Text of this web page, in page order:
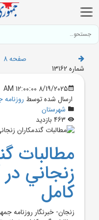
صفحه 8
شماره 13162
8/19/2025 12:00:00 AM
ارسال شده توسط
شهرستان
مطالبات
زنجاني
کامل
زنجان- خبرنگار روزنامه